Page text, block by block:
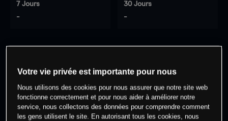
7 Jours
-
30 Jours
-
cet actif
Commencez à trader
Votre vie privée est importante pour nous
Nous utilisons des cookies pour nous assurer que notre site web
fonctionne correctement et pour nous aider à améliorer notre
service, nous collectons des données pour comprendre comment
les gens utilisent le site. En autorisant tous les cookies, nous